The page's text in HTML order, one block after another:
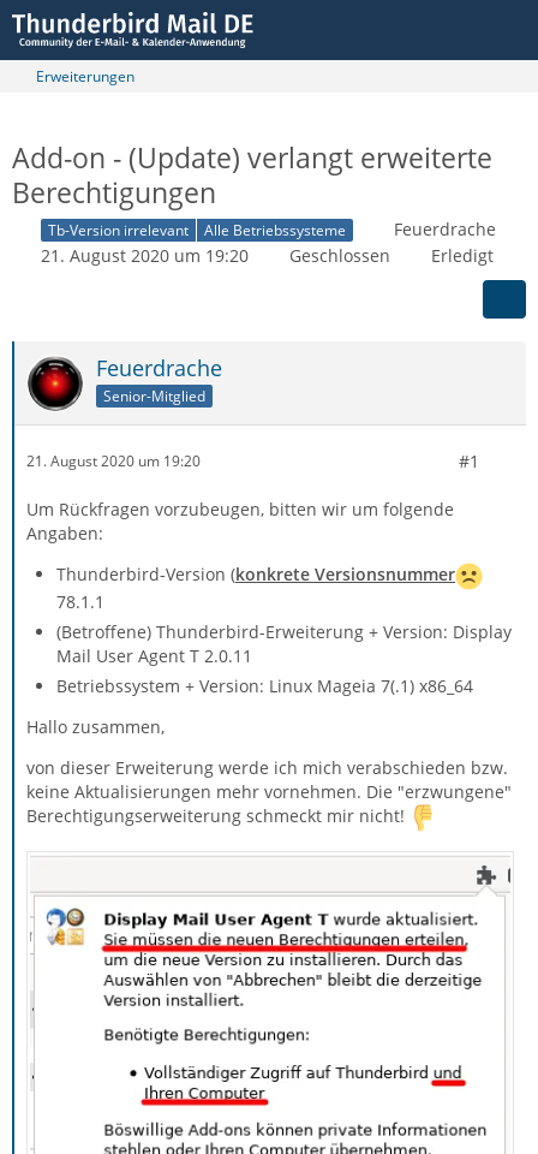
Erweiterungen
Add-on - (Update) verlangt erweiterte
Berechtigungen
Tb-Version irrelevant Alle Betriebssysteme
Feuerdrache
21. August 2020 um 19:20
Geschlossen Erledigt
Feuerdrache
Senior-Mitglied
21. August 2020 um 19:20 #1
Um Rückfragen vorzubeugen, bitten wir um folgende
Angaben:
Thunderbird-Version (konkrete Versionsnummer
78.1.1
(Betroffene) Thunderbird-Erweiterung + Version: Display
Mail User Agent T 2.0.11
Betriebssystem + Version: Linux Mageia 7(.1) x86_64
Hallo zusammen,
von dieser Erweiterung werde ich mich verabschieden bzw.
keine Aktualisierungen mehr vornehmen. Die "erzwungene"
Berechtigungserweiterung schmeckt mir nicht!